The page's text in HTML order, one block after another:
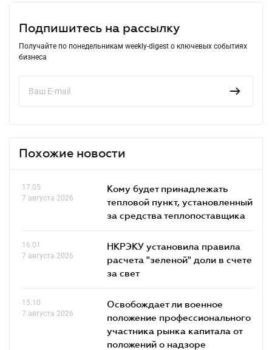
Подпишитесь на рассылку
Получайте по понедельникам weekly-digest о ключевых событиях
бизнеса
Похожие новости
17.05
7 августа 2026
Кому будет принадлежать
тепловой пункт, установленный
за средства теплопоставщика
16.01
7 августа 2026
НКРЭКУ установила правила
расчета "зеленой" доли в счете
за свет
15.10
7 августа 2026
Освобождает ли военное
положение профессионального
участника рынка капитала от
положений о надзоре